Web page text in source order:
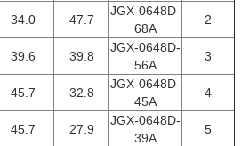
JGX-0648D-
68A
47.7
34.0
JGX-0648D-
56A
39.8
39.6
4
JGX-0648D-
45A
32.8
45.7
5
JGX-0648D-
39A
27.9
45.7